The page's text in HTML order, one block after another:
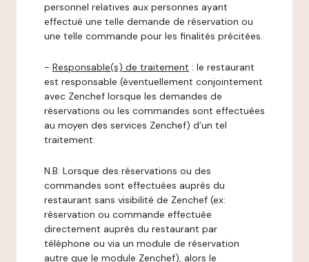
personnel relatives aux personnes ayant
effectué une telle demande de réservation ou
une telle commande pour les finalités précitées.
- Responsable(s) de traitement : le restaurant
est responsable (éventuellement conjointement
avec Zenchef lorsque les demandes de
réservations ou les commandes sont effectuées
au moyen des services Zenchef) d’un tel
traitement.
N.B: Lorsque des réservations ou des
commandes sont effectuées auprès du
restaurant sans visibilité de Zenchef (ex:
réservation ou commande effectuée
directement auprès du restaurant par
téléphone ou via un module de réservation
autre que le module Zenchef), alors le